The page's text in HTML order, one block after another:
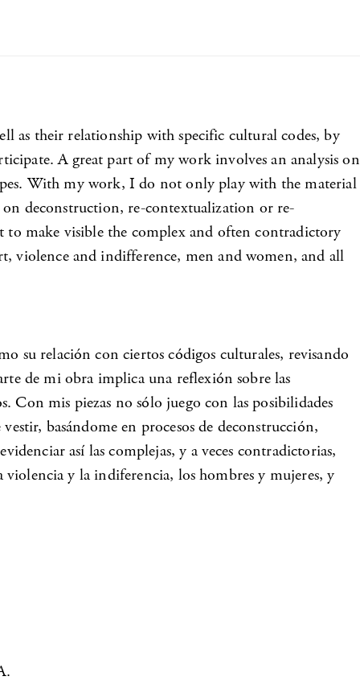
as their relationship with specific cultural codes, by
A great part of my work involves an analysis on
With my work, I do not only play with the material
deconstruction, re-contextualization or re-
make visible the complex and often contradictory
violence and indifference, men and women, and all
su relación con ciertos códigos culturales, revisando
de mi obra implica una reflexión sobre las
Con mis piezas no sólo juego con las posibilidades
basándome en procesos de deconstrucción,
así las complejas, y a veces contradictorias,
y la indiferencia, los hombres y mujeres, y